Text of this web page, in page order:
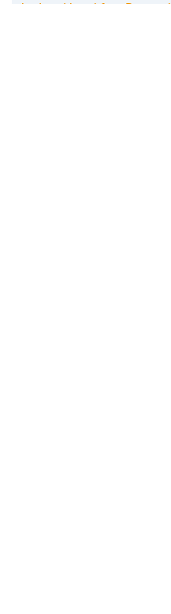
bed and breakfast Bayreuth